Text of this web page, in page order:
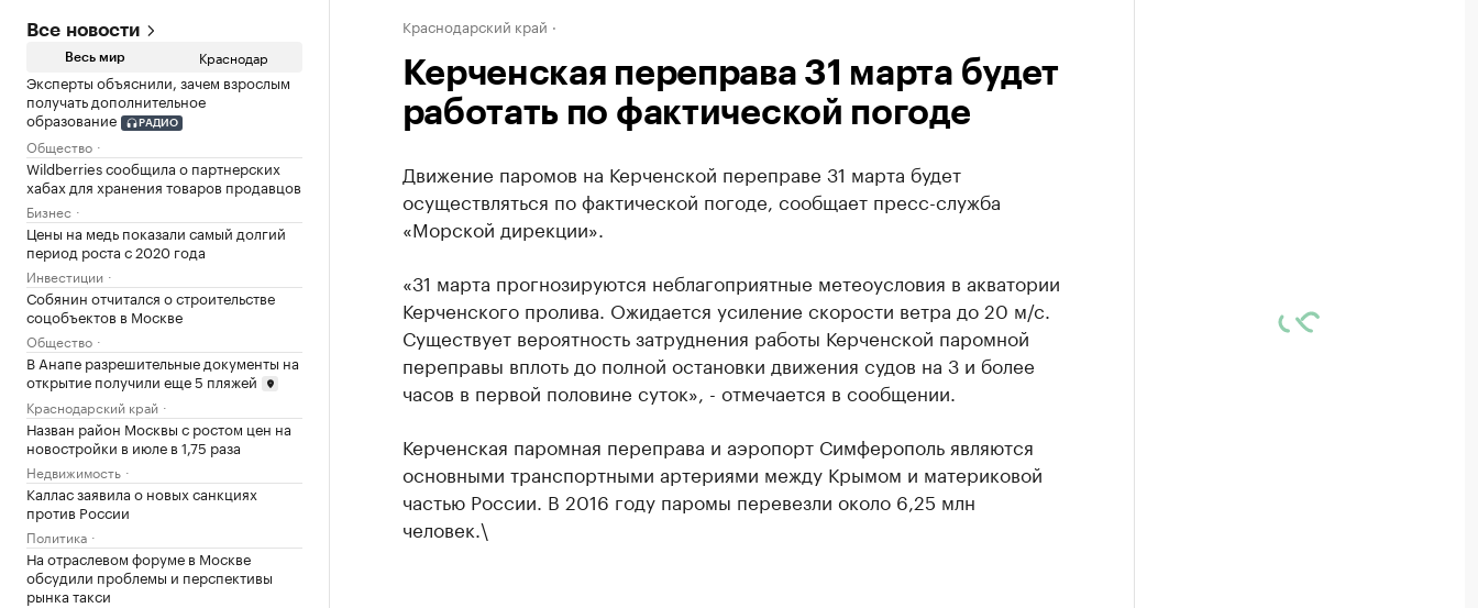
Все новости
Весь мир Краснодар
Эксперты объяснили, зачем взрослым
получать дополнительное
образование
РАДИО
Общество
Wildberries сообщила о партнерских
хабах для хранения товаров продавцов
Бизнес
Цены на медь показали самый долгий
период роста с 2020 года
Инвестиции
Собянин отчитался о строительстве
соцобъектов в Москве
Общество
В Анапе разрешительные документы на
открытие получили еще 5 пляжей
Краснодарский край
Назван район Москвы с ростом цен на
новостройки в июле в 1,75 раза
Недвижимость
Каллас заявила о новых санкциях
против России
Политика
На отраслевом форуме в Москве
обсудили проблемы и перспективы
рынка такси
Краснодарский край
Керченская переправа 31 марта будет
работать по фактической погоде
Движение паромов на Керченской переправе 31 марта будет
осуществляться по фактической погоде, сообщает пресс-служба
«Морской дирекции».
«31 марта прогнозируются неблагоприятные метеоусловия в акватории
Керченского пролива. Ожидается усиление скорости ветра до 20 м/с.
Существует вероятность затруднения работы Керченской паромной
переправы вплоть до полной остановки движения судов на 3 и более
часов в первой половине суток», - отмечается в сообщении.
Керченская паромная переправа и аэропорт Симферополь являются
основными транспортными артериями между Крымом и материковой
частью России. В 2016 году паромы перевезли около 6,25 млн
человек.\